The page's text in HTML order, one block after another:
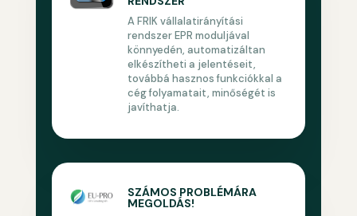
A FRIK vállalatirányítási
rendszer EPR moduljával
könnyedén, automatizáltan
elkészítheti a jelentéseit,
továbbá hasznos funkciókkal a
cég folyamatait, minőségét is
javíthatja.
SZÁMOS PROBLÉMÁRA
MEGOLDÁS!